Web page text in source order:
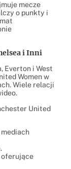
mecze
o punkty i
i Inni
Everton i West
Women w
Wiele relacji
United